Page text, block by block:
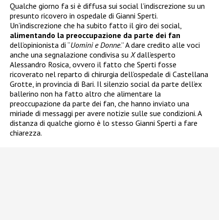
Qualche giorno fa si è diffusa sui social l’indiscrezione su un
presunto ricovero in ospedale di Gianni Sperti.
Un’indiscrezione che ha subito fatto il giro dei social,
alimentando la preoccupazione da parte dei fan
dell’opinionista di “Uomini e Donne.” A dare credito alle voci
anche una segnalazione condivisa su Xdall’esperto
Alessandro Rosica, ovvero il fatto che Sperti fosse
ricoverato nel reparto di chirurgia dell’ospedale di Castellana
Grotte, in provincia di Bari. Il silenzio social da parte dell’ex
ballerino non ha fatto altro che alimentare la
preoccupazione da parte dei fan, che hanno inviato una
miriade di messaggi per avere notizie sulle sue condizioni. A
distanza di qualche giorno è lo stesso Gianni Sperti a fare
chiarezza.